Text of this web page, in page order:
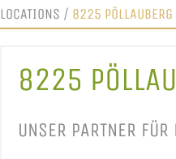
LOCATIONS / 8225
8225
UNSER PARTNER